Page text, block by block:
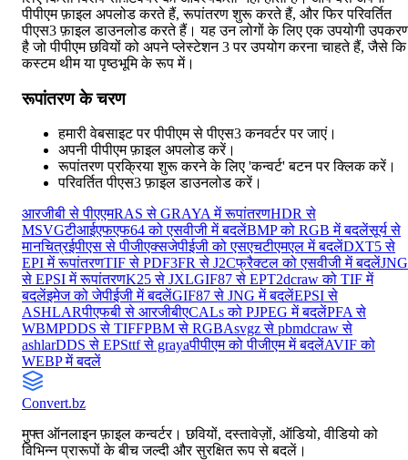
पीपीएम फ़ाइल अपलोड करते हैं, रूपांतरण शुरू करते हैं, और फिर परिवर्तित
पीएस3 फ़ाइल डाउनलोड करते हैं। यह उन लोगों के लिए एक उपयोगी
है जो पीपीएम छवियों को अपने प्लेस्टेशन 3 पर उपयोग करना चाहते हैं, जैसे कि
कस्टम थीम या पृष्ठभूमि के रूप में।
रूपांतरण के चरण
हमारी वेबसाइट पर पीपीएम से पीएस3 कनवर्टर पर जाएं।
अपनी पीपीएम फ़ाइल अपलोड करें।
रूपांतरण प्रक्रिया शुरू करने के लिए 'कन्वर्ट' बटन पर क्लिक करें।
परिवर्तित पीएस3 फ़ाइल डाउनलोड करें।
आरजीबी से पीएएमRAS से GRAYA में रूपांतरणHDR से
MSVGटीआईएफएफ64 को एसवीजी में बदलेंBMP को RGB में बदलेंसूर्य से
मानचित्रईपीएस से पीजीएक्सजेपीईजी को एसएचटीएमएल में बदलेंDXT5 से
EPI में रूपांतरणTIF से PDF3FR से J2Cफ्रैक्टल को एसवीजी में बदलेंJNG
से EPSI में रूपांतरणK25 से JXLGIF87 से EPT2dcraw को TIF में
बदलेंइमेज को जेपीईजी में बदलेंGIF87 से JNG में बदलेंEPSI से
ASHLARपीएफबी से आरजीबीएCALs को PJPEG में बदलेंPFA से
WBMPDDS से TIFFPBM से RGBAsvgz से pbmdcraw से
ashlarDDS से EPSttf से grayaपीपीएम को पीजीएम में बदलेंAVIF को
WEBP में बदलें
Convert.bz
मुफ्त ऑनलाइन फ़ाइल कन्वर्टर। छवियों, दस्तावेज़ों, ऑडियो, वीडियो को
विभिन्न प्रारूपों के बीच जल्दी और सुरक्षित रूप से बदलें।